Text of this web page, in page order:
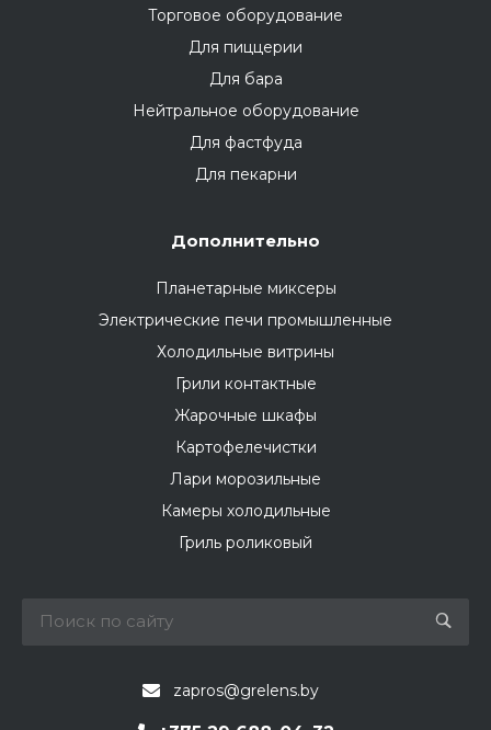
Торговое оборудование
Для пиццерии
Для бара
Нейтральное оборудование
Для фастфуда
Для пекарни
Дополнительно
Планетарные миксеры
Электрические печи промышленные
Холодильные витрины
Грили контактные
Жарочные шкафы
Картофелечистки
Лари морозильные
Камеры холодильные
Гриль роликовый
zapros@grelens.by